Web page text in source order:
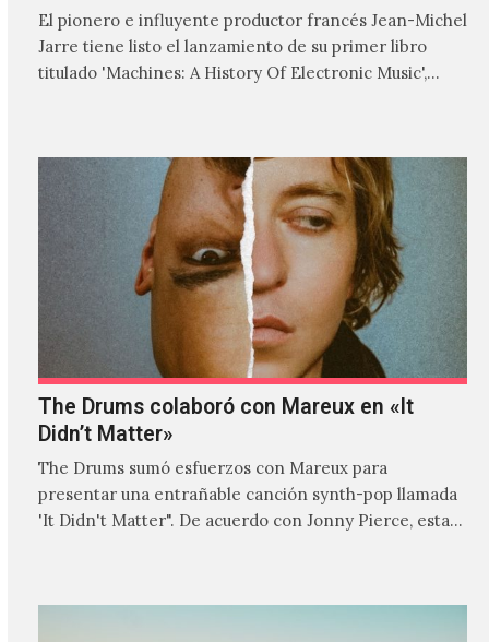
El pionero e influyente productor francés Jean-Michel
Jarre tiene listo el lanzamiento de su primer libro
titulado 'Machines: A History Of Electronic Music',
The Drums colaboró con Mareux en «It
Didn’t Matter»
The Drums sumó esfuerzos con Mareux para
presentar una entrañable canción synth-pop llamada
'It Didn't Matter". De acuerdo con Jonny Pierce, esta